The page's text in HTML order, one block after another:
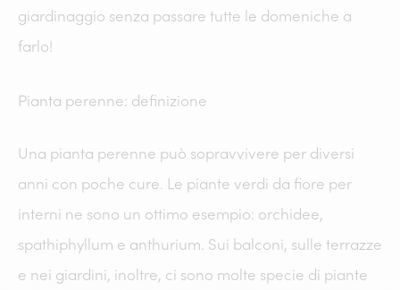
giardinaggio senza passare tutte le domeniche a
farlo!
Pianta perenne: definizione
Una pianta perenne può sopravvivere per diversi
anni con poche cure. Le piante verdi da fiore per
interni ne sono un ottimo esempio: orchidee,
spathiphyllum e anthurium. Sui balconi, sulle terrazze
e nei giardini, inoltre, ci sono molte specie di piante